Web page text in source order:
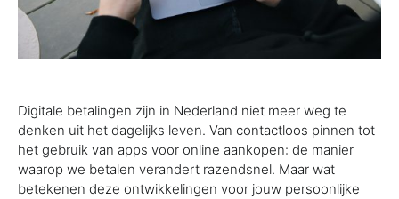
Digitale betalingen zijn in Nederland niet meer weg te
denken uit het dagelijks leven. Van contactloos pinnen tot
het gebruik van apps voor online aankopen: de manier
waarop we betalen verandert razendsnel. Maar wat
betekenen deze ontwikkelingen voor jouw persoonlijke